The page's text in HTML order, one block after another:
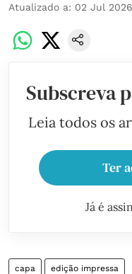
Atualizado a: 02 Jul
Subscreva
Leia todos os
Ter
Já é
capa edição impressa